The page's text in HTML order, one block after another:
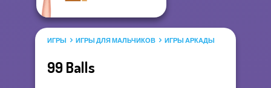
ИГРЫ ИГРЫ ДЛЯ МАЛЬЧИКОВ ИГРЫ АРКАДЫ
99 Balls